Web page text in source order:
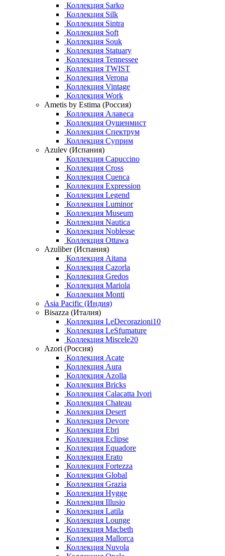
Коллекция Sarko
Коллекция Silk
Коллекция Sintra
Коллекция Soft
Коллекция Souk
Коллекция Statuary
Коллекция Tennessee
Коллекция TWIST
Коллекция Verona
Коллекция Vintage
Коллекция Work
Ametis by Estima (Россия)
Коллекция Алавеса
Коллекция Оушенмист
Коллекция Спектрум
Коллекция Суприм
Azulev (Испания)
Коллекция Capuccino
Коллекция Cross
Коллекция Cuenca
Коллекция Expression
Коллекция Legend
Коллекция Luminor
Коллекция Museum
Коллекция Nautica
Коллекция Noblesse
Коллекция Ottawa
Azuliber (Испания)
Коллекция Aitana
Коллекция Cazorla
Коллекция Gredos
Коллекция Mariola
Коллекция Monti
Asia Pacific (Индия)
Bisazza (Италия)
Коллекция LeDecorazioni10
Коллекция LeSfumature
Коллекция Miscele20
Azori (Россия)
Коллекция Acate
Коллекция Aura
Коллекция Azolla
Коллекция Bricks
Коллекция Calacatta Ivori
Коллекция Chateau
Коллекция Desert
Коллекция Devore
Коллекция Ebri
Коллекция Eclipse
Коллекция Equadore
Коллекция Erato
Коллекция Fortezza
Коллекция Global
Коллекция Grazia
Коллекция Hygge
Коллекция Illusio
Коллекция Latila
Коллекция Lounge
Коллекция Macbeth
Коллекция Mallorca
Коллекция Nuvola